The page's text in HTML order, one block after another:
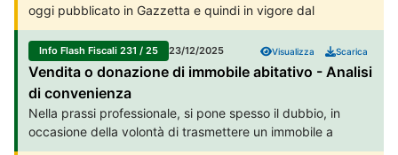
oggi pubblicato in Gazzetta e quindi in vigore dal
01/01/2026 Grazie. Contrariamente alle indiscrezioni
circolate negli ultimi mesi, la ventilazione dei corrispettivi
resterà pienamente operativa anche dal 1 gennaio 2026.
Info Flash Fiscali 231 / 25 23/12/2025 Visualizza Scarica
Vendita o donazione di immobile abitativo - Analisi
di convenienza
Nella prassi professionale, si pone spesso il dubbio, in
occasione della volontà di trasmettere un immobile a
soggetti congiunti, se sia più conveniente procedere ad